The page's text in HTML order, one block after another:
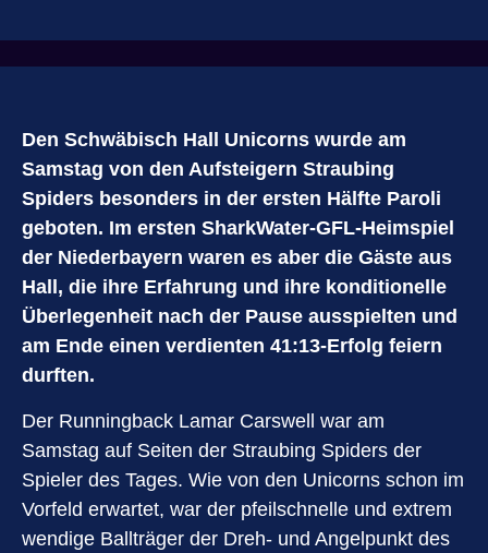
Den Schwäbisch Hall Unicorns wurde am
Samstag von den Aufsteigern Straubing
Spiders besonders in der ersten Hälfte Paroli
geboten. Im ersten SharkWater-GFL-Heimspiel
der Niederbayern waren es aber die Gäste aus
Hall, die ihre Erfahrung und ihre konditionelle
Überlegenheit nach der Pause ausspielten und
am Ende einen verdienten 41:13-Erfolg feiern
durften.
Der Runningback Lamar Carswell war am
Samstag auf Seiten der Straubing Spiders der
Spieler des Tages. Wie von den Unicorns schon im
Vorfeld erwartet, war der pfeilschnelle und extrem
wendige Ballträger der Dreh- und Angelpunkt des